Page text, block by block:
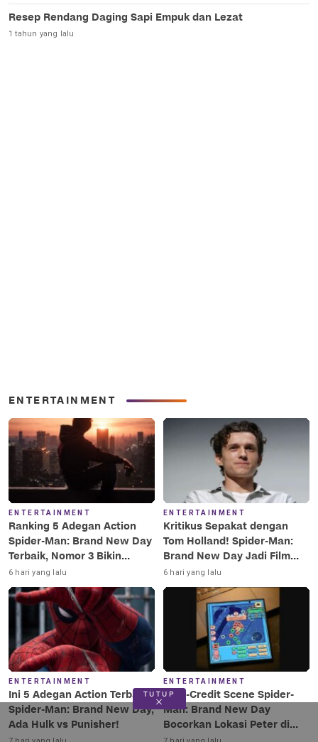
Resep Rendang Daging Sapi Empuk dan Lezat
1 tahun yang lalu
ENTERTAINMENT
ENTERTAINMENT
Ranking 5 Adegan Action
Spider-Man: Brand New Day
Terbaik, Nomor 3 Bikin
Terkesima!
6 hari yang lalu
ENTERTAINMENT
Kritikus Sepakat dengan
Tom Holland! Spider-Man:
Brand New Day Jadi Film
Terbaik Era MCU
6 hari yang lalu
ENTERTAINMENT
Ini 5 Adegan Action Terbaik
Spider-Man: Brand New Day,
Ada Hulk vs Punisher!
ENTERTAINMENT
Post-Credit Scene Spider-
Man: Brand New Day
Bocorkan Lokasi Peter di
TUTUP